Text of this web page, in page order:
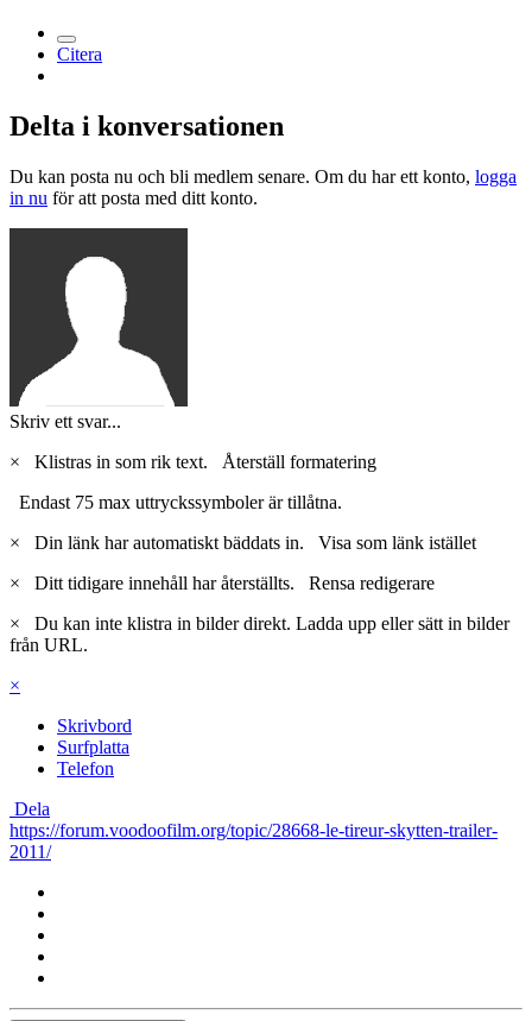
Citera
Delta i konversationen
Du kan posta nu och bli medlem senare. Om du har ett konto, logga
in nu för att posta med ditt konto.
Skriv ett svar...
×
Klistras in som rik text. Återställ formatering
Endast 75 max uttryckssymboler är tillåtna.
×
Din länk har automatiskt bäddats in. Visa som länk istället
×
Ditt tidigare innehåll har återställts. Rensa redigerare
×
Du kan inte klistra in bilder direkt. Ladda upp eller sätt in bilder
från URL.
×
Skrivbord
Surfplatta
Telefon
Dela
https://forum.voodoofilm.org/topic/28668-le-tireur-skytten-trailer-
2011/